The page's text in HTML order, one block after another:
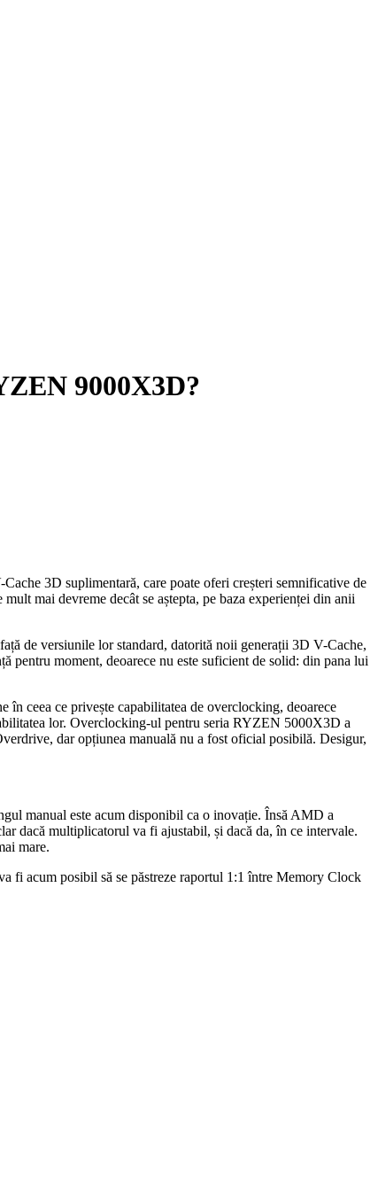
9000X3D?
3D suplimentară, care poate oferi creșteri semnificative de
mai devreme decât se aștepta, pe baza experienței din anii
de versiunile lor standard, datorită noii generații 3D V-Cache,
pentru moment, deoarece nu este suficient de solid: din pana lui
ceea ce privește capabilitatea de overclocking, deoarece
lor. Overclocking-ul pentru seria RYZEN 5000X3D a
dar opțiunea manuală nu a fost oficial posibilă. Desigur,
manual este acum disponibil ca o inovație. Însă AMD a
dacă multiplicatorul va fi ajustabil, și dacă da, în ce intervale.
mare.
fi acum posibil să se păstreze raportul 1:1 între Memory Clock